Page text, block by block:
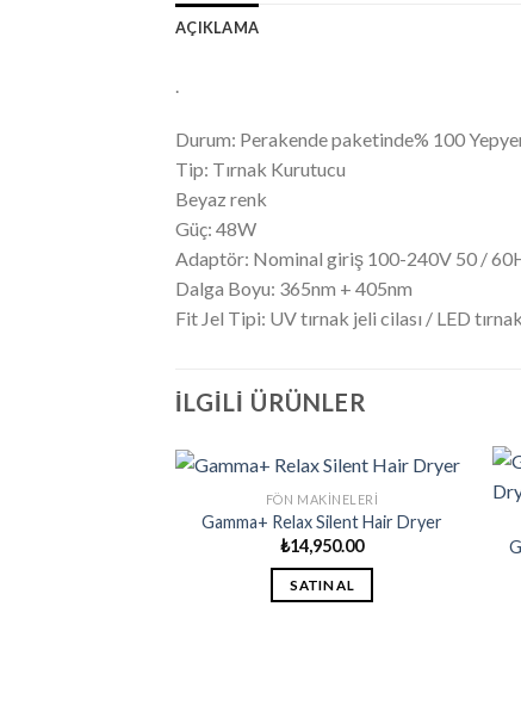
AÇIKLAMA
Durum: Perakende paketinde% 100
Tip: Tırnak Kurutucu
Beyaz renk
Güç: 48W
Adaptör: Nominal giriş 100-240V 50 /
Dalga Boyu: 365nm + 405nm
Fit Jel Tipi: UV tırnak jeli cilası / LED
İLGILI ÜRÜNLER
FÖN MAKINELERI
Gamma+ Relax Silent Hair Dryer
₺14,950.00
SATIN AL